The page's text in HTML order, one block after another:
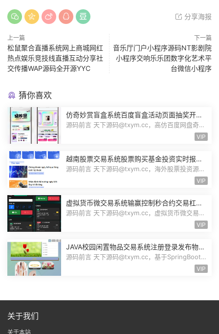
分享海报
上一篇
松鼠聚合直播系统网上商城网红
热点娱乐竞技线直播互动分享社
交传播WAP源码全开源YYC
下一篇
音乐厅门户小程序源码NT影剧院
小程序交响乐乐团数字化艺术平
台微信小程序
猜你喜欢
仿奇妙赏盲盒系统百度盲盒活动页面抽奖开盒
奖品展示概率设置无限回调源码潮玩V6
源码前言 天下源码@txym.cc，高仿百度网盘奇妙
VIP
越南股票交易系统股票购买基金投资实时报价
交易信息投资组合海外股票投资PHP源码
源码前言 天下源码@txym.cc，海外股票投资源
VIP
虚拟货币微交易系统输赢控制秒合约交易杠杆
交易现货交易跟单员模式纯英文版源码BitTong
源码前言 天下源码@txym.cc，虚拟货币微交易投
VIP
JAVA校园闲置物品交易系统注册登录发布物品
搜索物品物品交易文章资讯商家管理源码
源码前言 天下源码@txym.cc，基于SpringBoot的
VIP
关于我们
关于本站